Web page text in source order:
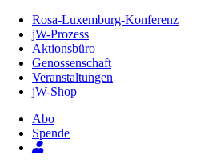
Inhalt
Seite
Rosa-Luxemburg-Konferenz
jW-Prozess
Aktionsbüro
Genossenschaft
Veranstaltungen
jW-Shop
Abo
Spende